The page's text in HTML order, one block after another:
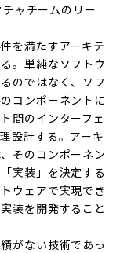
ャチームのリー
を満たすアーキテ
。単純なソフトウ
のではなく、ソフ
コンポーネントに
間のインターフェ
設計する。アーキ
そのコンポーネン
実装」を決定する
ウェアで実現でき
装を開発すること
がない技術であっ